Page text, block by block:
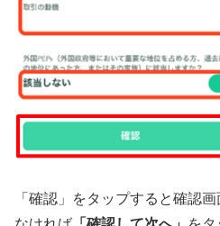
「確認」をタップすると確認